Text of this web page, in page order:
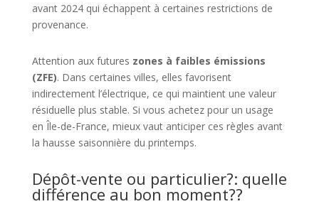
avant 2024 qui échappent à certaines restrictions de
provenance.
Attention aux futures zones à faibles émissions
(ZFE). Dans certaines villes, elles favorisent
indirectement l’électrique, ce qui maintient une valeur
résiduelle plus stable. Si vous achetez pour un usage
en Île-de-France, mieux vaut anticiper ces règles avant
la hausse saisonnière du printemps.
Dépôt-vente ou particulier?: quelle
différence au bon moment??